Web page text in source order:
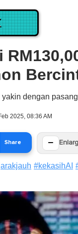
dengan
2025, 08:36 AM
Share −
#kekasihAI